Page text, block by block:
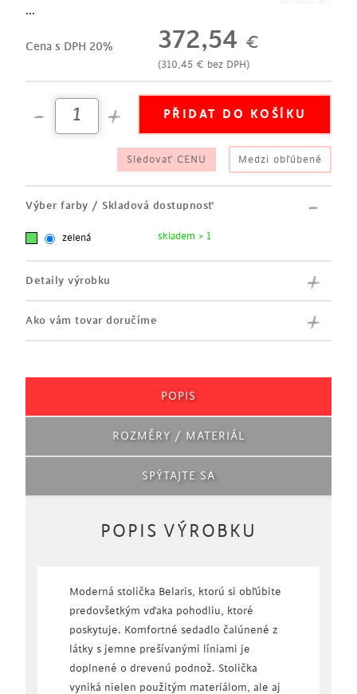
moderná stolička
výška sedu 46 cm
poťah stoličky je z látky v zelenej farbe
jemné dekoratívne prešívanie sedadla
podnož z dreva v prírodnom odtieni
hodí sa do moderného interiéru
...
Cena s DPH 20% 372,54 €
(310,45 € bez DPH)
Sledovať CENU Medzi obľúbené
Výber farby / Skladová dostupnosť
zelená skladem > 1
Detaily výrobku
Ako vám tovar doručíme
POPIS
ROZMĚRY / MATERIÁL
SPÝTAJTE SA
POPIS VÝROBKU
Moderná stolička Belaris, ktorú si obľúbite
predovšetkým vďaka pohodliu, ktoré
poskytuje. Komfortné sedadlo čalúnené z
látky s jemne prešívanými líniami je
doplnené o drevenú podnož. Stolička
vyniká nielen použitým materiálom, ale aj